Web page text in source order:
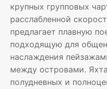
крупных групповых
расслабленной
предлагает плавную
подходящую для
наслаждения
между островами.
полудневных и